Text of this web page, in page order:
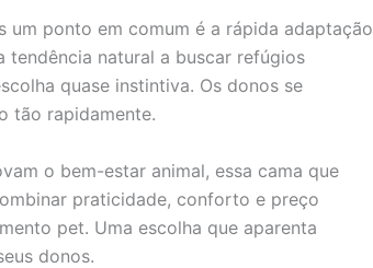
um ponto em comum é a rápida adaptação
tendência natural a buscar refúgios
quase instintiva. Os donos se
tão rapidamente.
o bem-estar animal, essa cama que
praticidade, conforto e preço
pet. Uma escolha que aparenta
donos.